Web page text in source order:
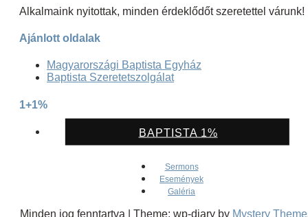
Alkalmaink nyitottak, minden érdeklődőt szeretettel várunk!
Ajánlott oldalak
Magyarországi Baptista Egyház
Baptista Szeretetszolgálat
1+1%
BAPTISTA 1%
Sermons
Események
Galéria
Minden jog fenntartva Theme: wp-diary by Mystery